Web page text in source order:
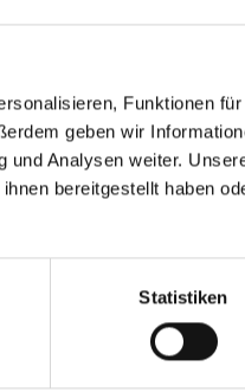
Funktionen
geben wir
Analysen weiter.
bereitgestellt haben
Statistiken